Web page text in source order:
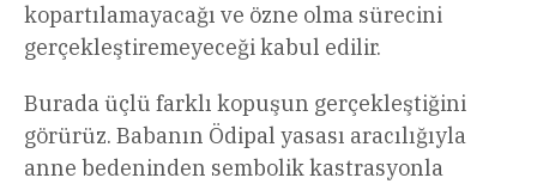
kopartılamayacağı ve özne olma sürecini
gerçekleştiremeyeceği kabul edilir.
Burada üçlü farklı kopuşun gerçekleştiğini
görürüz. Babanın Ödipal yasası aracılığıyla
anne bedeninden sembolik kastrasyonla